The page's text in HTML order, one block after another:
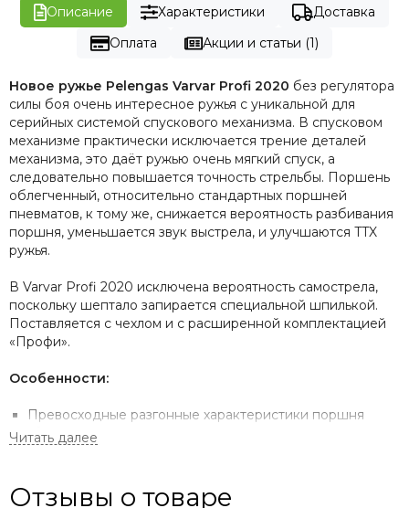
Описание Характеристики
Доставка
Оплата
Акции и статьи (1)
Новое ружье Pelengas Varvar Profi 2020 без регулятора
силы боя очень интересное ружья с уникальной для
серийных системой спускового механизма. В спусковом
механизме практически исключается трение деталей
механизма, это даёт ружью очень мягкий спуск, а
следовательно повышается точность стрельбы. Поршень
облегченный, относительно стандартных поршней
пневматов, к тому же, снижается вероятность разбивания
поршня, уменьшается звук выстрела, и улучшаются TTX
ружья.
В Varvar Profi 2020 исключена вероятность самострела,
поскольку шептало запирается специальной шпилькой.
Поставляется с чехлом и с расширенной комплектацией
«Профи».
Особенности:
Превосходные разгонные характеристики поршня
(больший ход поршня), делающие ружьё мощнее по
шептало запирается шпилькой
Отзывы о товаре